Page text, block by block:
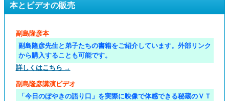
本とビデオの販売
副島隆彦本
副島隆彦先生と弟子たちの書籍をご紹介しています。外部リンク
から購入することも可能です。
詳しくはこちら →
副島隆彦講演ビデオ
「今日のぼやきの語り口」を実際に映像で体感できる秘蔵のＶＴ